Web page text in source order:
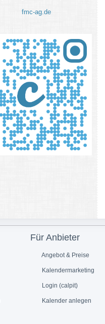
fmc-ag.de
Für Anbieter
Angebot & Preise
Kalendermarketing
Login (calpit)
Kalender anlegen